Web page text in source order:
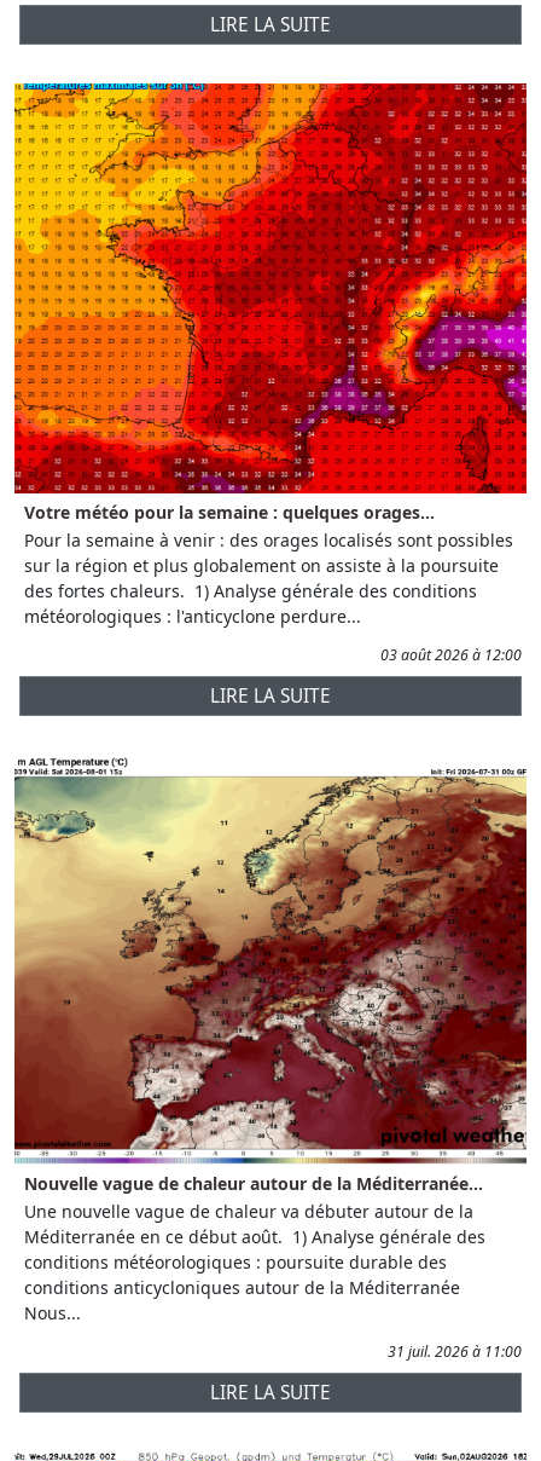
LIRE LA SUITE
Votre météo pour la semaine : quelques orages...
Pour la semaine à venir : des orages localisés sont possibles
sur la région et plus globalement on assiste à la poursuite
des fortes chaleurs. 1) Analyse générale des conditions
météorologiques : l'anticyclone perdure...
03 août 2026 à 12:00
LIRE LA SUITE
Nouvelle vague de chaleur autour de la Méditerranée...
Une nouvelle vague de chaleur va débuter autour de la
Méditerranée en ce début août. 1) Analyse générale des
conditions météorologiques : poursuite durable des
conditions anticycloniques autour de la Méditerranée
Nous...
31 juil. 2026 à 11:00
LIRE LA SUITE